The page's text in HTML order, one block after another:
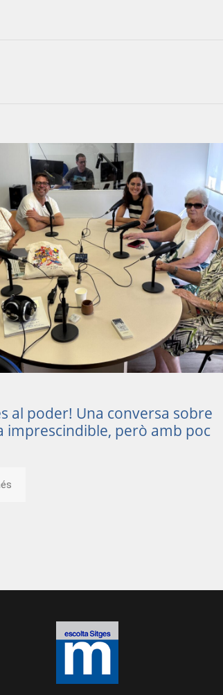
al poder! Una conversa sobre
imprescindible, però amb poc